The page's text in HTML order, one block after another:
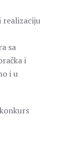
realizaciju
sa
i
i u